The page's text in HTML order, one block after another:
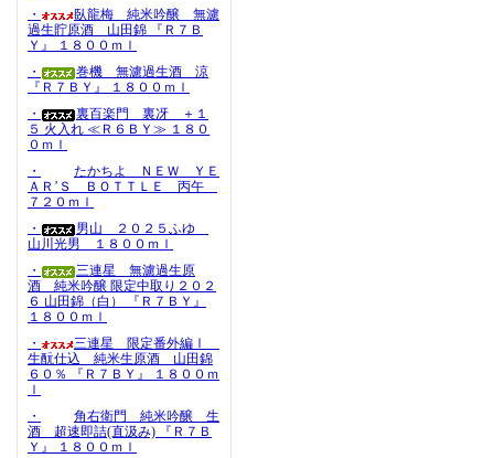
・
臥龍梅 純米吟醸 無濾
過生貯原酒 山田錦 『Ｒ７Ｂ
Ｙ』 １８００ｍｌ
・
巻機 無濾過生酒 涼
『Ｒ７ＢＹ』 １８００ｍｌ
・
裏百楽門 裏冴 ＋１
５ 火入れ ≪Ｒ６ＢＹ≫ １８０
０ｍｌ
・
たかちよ ＮＥＷ ＹＥ
ＡＲ’Ｓ ＢＯＴＴＬＥ 丙午
７２０ｍｌ
・
男山 ２０２５ふゆ
山川光男 １８００ｍｌ
・
三連星 無濾過生原
酒 純米吟醸 限定中取り２０２
６ 山田錦（白） 『Ｒ７ＢＹ』
１８００ｍｌ
・
三連星 限定番外編Ⅰ
生酛仕込 純米生原酒 山田錦
６０％ 『Ｒ７ＢＹ』 １８００ｍ
ｌ
・
角右衛門 純米吟醸 生
酒 超速即詰(直汲み) 『Ｒ７Ｂ
Ｙ』 １８００ｍｌ